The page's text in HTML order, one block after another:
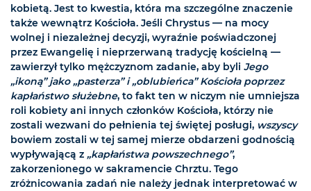
kobietą. Jest to kwestia, która ma szczególne znaczenie
także wewnątrz Kościoła. Jeśli Chrystus — na mocy
wolnej i niezależnej decyzji, wyraźnie poświadczonej
przez Ewangelię i nieprzerwaną tradycję kościelną —
zawierzył tylko mężczyznom zadanie, aby byli Jego
„ikoną” jako „pasterza” i „oblubieńca” Kościoła poprzez
kapłaństwo służebne, to fakt ten w niczym nie umniejsza
roli kobiety ani innych członków Kościoła, którzy nie
zostali wezwani do pełnienia tej świętej posługi, wszyscy
bowiem zostali w tej samej mierze obdarzeni godnością
wypływającą z „kapłaństwa powszechnego”,
zakorzenionego w sakramencie Chrztu. Tego
zróżnicowania zadań nie należy jednak interpretować w